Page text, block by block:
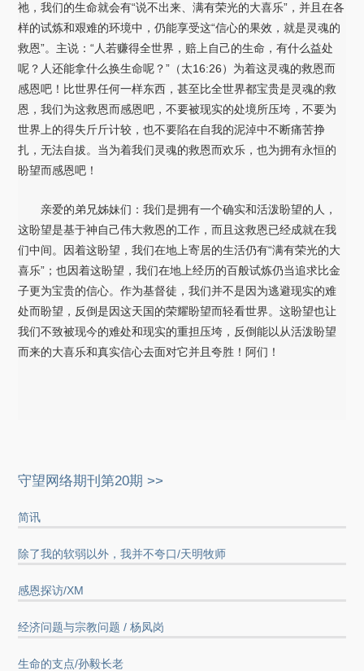
祂，我们的生命就会有“说不出来、满有荣光的大喜乐”，并且在各
样的试炼和艰难的环境中，仍能享受这“信心的果效，就是灵魂的
救恩”。主说：“人若赚得全世界，赔上自己的生命，有什么益处
呢？人还能拿什么换生命呢？”（太16:26）为着这灵魂的救恩而
感恩吧！比世界任何一样东西，甚至比全世界都宝贵是灵魂的救
恩，我们为这救恩而感恩吧，不要被现实的处境所压垮，不要为
世界上的得失斤斤计较，也不要陷在自我的泥淖中不断痛苦挣
扎，无法自拔。当为着我们灵魂的救恩而欢乐，也为拥有永恒的
盼望而感恩吧！
亲爱的弟兄姊妹们：我们是拥有一个确实和活泼盼望的人，
这盼望是基于神自己伟大救恩的工作，而且这救恩已经成就在我
们中间。因着这盼望，我们在地上寄居的生活仍有“满有荣光的大
喜乐”；也因着这盼望，我们在地上经历的百般试炼仍当追求比金
子更为宝贵的信心。作为基督徒，我们并不是因为逃避现实的难
处而盼望，反倒是因这天国的荣耀盼望而轻看世界。这盼望也让
我们不致被现今的难处和现实的重担压垮，反倒能以从活泼盼望
而来的大喜乐和真实信心去面对它并且夸胜！阿们！
守望网络期刊第20期 >>
简讯
除了我的软弱以外，我并不夸口/天明牧师
感恩探访/XM
经济问题与宗教问题 / 杨凤岗
生命的支点/孙毅长老